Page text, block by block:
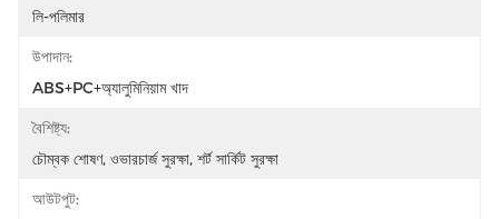
লি-পলিমার
উপাদান:
ABS+PC+অ্যালুমিনিয়াম খাদ
বৈশিষ্ট্য:
চৌম্বক শোষণ, ওভারচার্জ সুরক্ষা, শর্ট সার্কিট সুরক্ষা
আউটপুট: